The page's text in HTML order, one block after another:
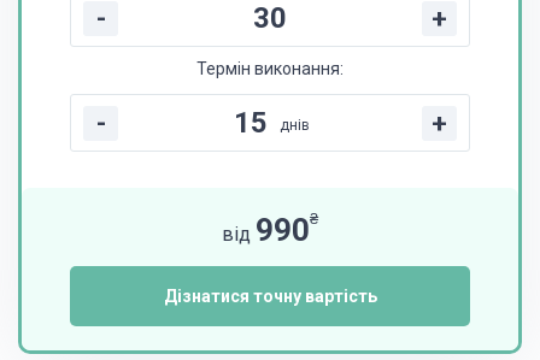
- +
Термін виконання:
- днів +
від 990₴
Дізнатися точну вартість